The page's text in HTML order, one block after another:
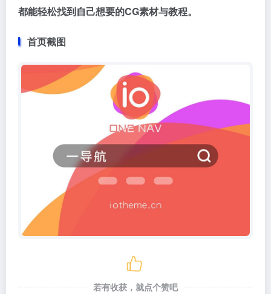
都能轻松找到自己想要的CG素材与教程。
首页截图
若有收获，就点个赞吧